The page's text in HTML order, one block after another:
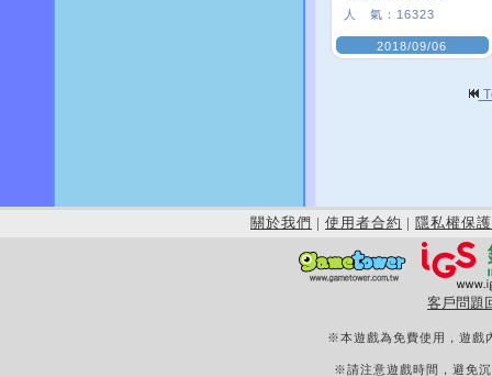
人 氣： 16323
2018/09/06
關於我們 | 使用者合約 | 隱私權保護
客戶問題
※本遊戲為免費使用，遊戲
※請注意遊戲時間，避免